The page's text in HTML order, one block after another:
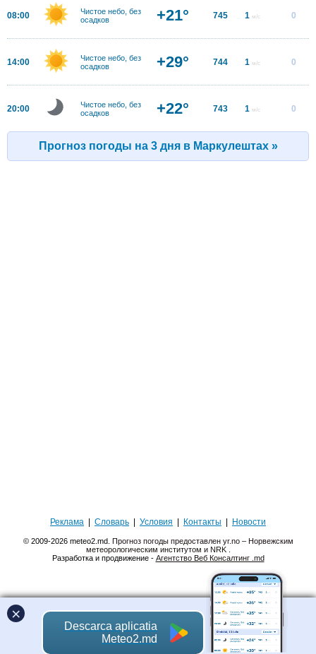
08:00
Чистое небо, без
осадков
+21° 745 1 м/с 0
14:00
Чистое небо, без
осадков
+29° 744 1 м/с 0
20:00
Чистое небо, без
осадков
+22° 743 1 м/с 0
Прогноз погоды на 3 дня в Маркулештах »
Реклама Словарь Условия Контакты Новости
© 2009-2026 meteo2.md. Прогноз погоды предоставлен yr.no – Норвежским
метеорологическим институтом и NRK
Разработка и продвижение - Агентство Веб Консалтинг .md
×
Descarca aplicatia
Meteo2.md